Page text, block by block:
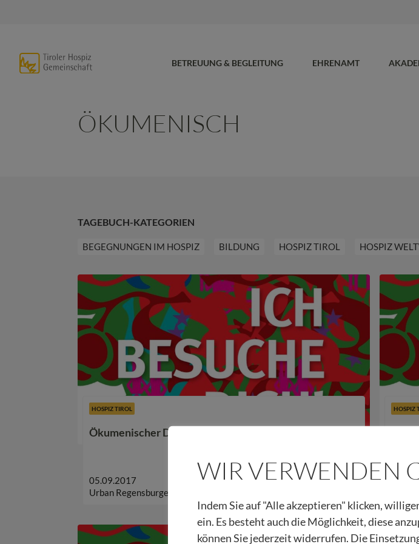
BETREUUNG & BEGLEITUNG EHRENAMT
ÖKUMENISCH
TAGEBUCH-KATEGORIEN
BEGEGNUNGEN IM HOSPIZ BILDUNG HOSPIZ TIROL HOSPIZ
HOSPIZ TIROL
Ökumenischer Dankgottesdienst 2017
05.09.2017
Urban Regensburger
HOSPIZ
WIR VERWENDEN
Indem Sie auf "Alle akzeptieren" klicken,
ein. Es besteht auch die Möglichkeit, diese
können Sie jederzeit widerrufen. Die